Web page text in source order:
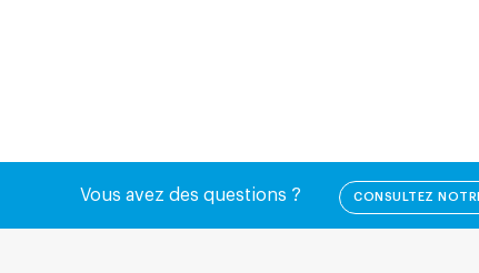
Vous avez des questions ? CONSULTEZ